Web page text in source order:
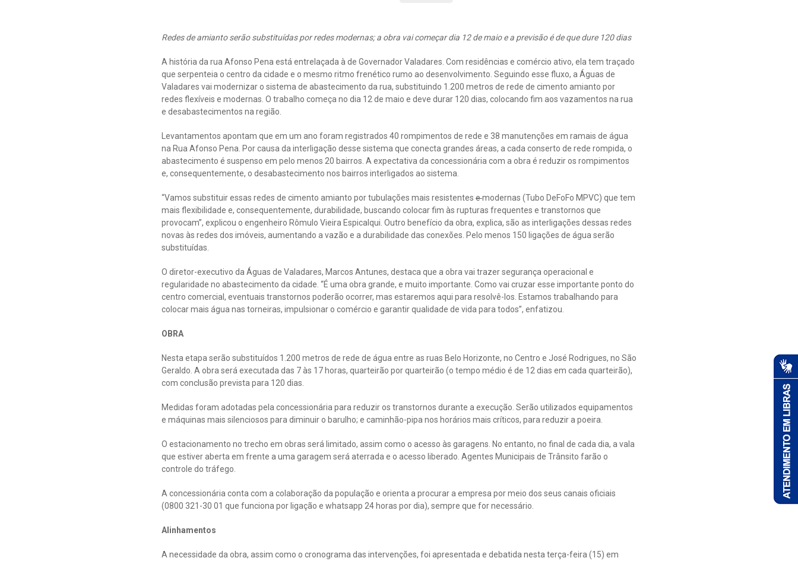
Redes de amianto serão substituídas por redes modernas; a obra vai começar dia 12 de maio e a previsão é de que dure 120 dias
A história da rua Afonso Pena está entrelaçada à de Governador Valadares. Com residências e comércio ativo, ela tem traçado
que serpenteia o centro da cidade e o mesmo ritmo frenético rumo ao desenvolvimento. Seguindo esse fluxo, a Águas de
Valadares vai modernizar o sistema de abastecimento da rua, substituindo 1.200 metros de rede de cimento amianto por
redes flexíveis e modernas. O trabalho começa no dia 12 de maio e deve durar 120 dias, colocando fim aos vazamentos na rua
e desabastecimentos na região.
Levantamentos apontam que em um ano foram registrados 40 rompimentos de rede e 38 manutenções em ramais de água
na Rua Afonso Pena. Por causa da interligação desse sistema que conecta grandes áreas, a cada conserto de rede rompida, o
abastecimento é suspenso em pelo menos 20 bairros. A expectativa da concessionária com a obra é reduzir os rompimentos
e, consequentemente, o desabastecimento nos bairros interligados ao sistema.
“Vamos substituir essas redes de cimento amianto por tubulações mais resistentes emodernas (Tubo DeFoFo MPVC) que tem
mais flexibilidade e, consequentemente, durabilidade, buscando colocar fim às rupturas frequentes e transtornos que
provocam”, explicou o engenheiro Rômulo Vieira Espicalqui. Outro benefício da obra, explica, são as interligações dessas redes
novas às redes dos imóveis, aumentando a vazão e a durabilidade das conexões. Pelo menos 150 ligações de água serão
substituídas.
O diretor-executivo da Águas de Valadares, Marcos Antunes, destaca que a obra vai trazer segurança operacional e
regularidade no abastecimento da cidade. “É uma obra grande, e muito importante. Como vai cruzar esse importante ponto do
centro comercial, eventuais transtornos poderão ocorrer, mas estaremos aqui para resolvê-los. Estamos trabalhando para
colocar mais água nas torneiras, impulsionar o comércio e garantir qualidade de vida para todos”, enfatizou.
OBRA
Nesta etapa serão substituídos 1.200 metros de rede de água entre as ruas Belo Horizonte, no Centro e José Rodrigues, no São
Geraldo. A obra será executada das 7 às 17 horas, quarteirão por quarteirão (o tempo médio é de 12 dias em cada quarteirão),
com conclusão prevista para 120 dias.
Medidas foram adotadas pela concessionária para reduzir os transtornos durante a execução. Serão utilizados equipamentos
e máquinas mais silenciosos para diminuir o barulho; e caminhão-pipa nos horários mais críticos, para reduzir a poeira.
O estacionamento no trecho em obras será limitado, assim como o acesso às garagens. No entanto, no final de cada dia, a vala
que estiver aberta em frente a uma garagem será aterrada e o acesso liberado. Agentes Municipais de Trânsito farão o
controle do tráfego.
A concessionária conta com a colaboração da população e orienta a procurar a empresa por meio dos seus canais oficiais
(0800 321-30 01 que funciona por ligação e whatsapp 24 horas por dia), sempre que for necessário.
Alinhamentos
A necessidade da obra, assim como o cronograma das intervenções, foi apresentada e debatida nesta terça-feira (15) em